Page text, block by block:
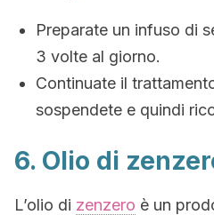
Preparate un infuso di
3 volte al giorno.
Continuate il
sospendete e quindi
6. Olio di
L’olio di zenzero è un